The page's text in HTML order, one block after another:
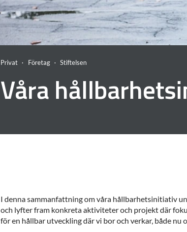
Privat Företag Stiftelsen
Våra
I denna sammanfattning om våra hållbarhetsinitiativ
och lyfter fram konkreta aktiviteter och projekt där
för en hållbar utveckling där vi bor och verkar, både